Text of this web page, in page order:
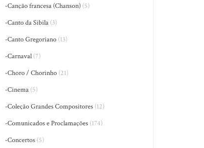
-Canção francesa (Chanson) (5)
-Canto da Sibila (3)
-Canto Gregoriano (13)
-Carnaval (7)
-Choro / Chorinho (21)
-Cinema (5)
-Coleção Grandes Compositores (12)
-Comunicados e Proclamações (174)
-Concertos (5)